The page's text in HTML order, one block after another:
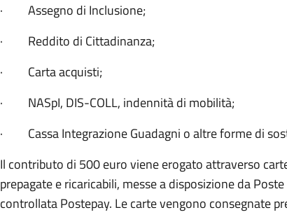
· Assegno di Inclusione;
· Reddito di Cittadinanza;
· Carta acquisti;
· NASpI, DIS-COLL, indennità di mobilità;
· Cassa Integrazione Guadagni o altre forme di
Il contributo di 500 euro viene erogato attraverso
prepagate e ricaricabili, messe a disposizione da
controllata Postepay. Le carte vengono consegnate